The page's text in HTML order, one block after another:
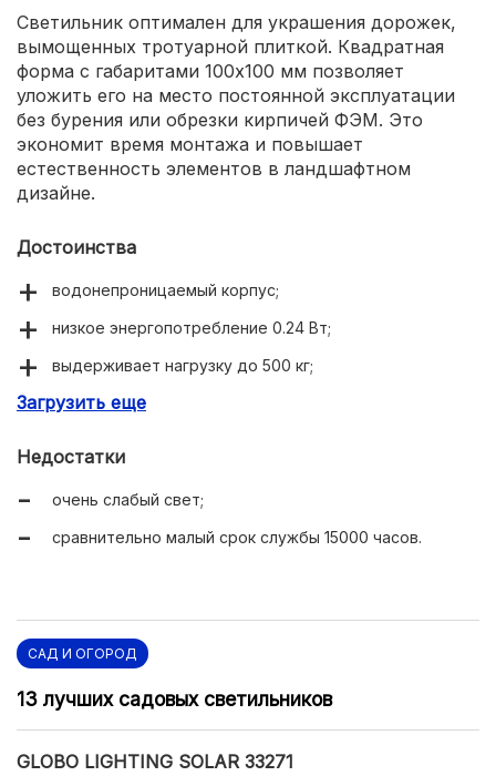
Светильник оптимален для украшения дорожек,
вымощенных тротуарной плиткой. Квадратная
форма с габаритами 100х100 мм позволяет
уложить его на место постоянной эксплуатации
без бурения или обрезки кирпичей ФЭМ. Это
экономит время монтажа и повышает
естественность элементов в ландшафтном
дизайне.
Достоинства
водонепроницаемый корпус;
низкое энергопотребление 0.24 Вт;
выдерживает нагрузку до 500 кг;
встроен датчик освещенности.
Загрузить еще
Недостатки
очень слабый свет;
сравнительно малый срок службы 15000 часов.
САД И ОГОРОД
13 лучших садовых светильников
GLOBO LIGHTING SOLAR 33271